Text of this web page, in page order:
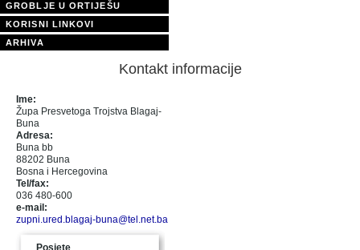
GROBLJE U ORTIJEŠU
KORISNI LINKOVI
ARHIVA
Kontakt informacije
Ime:
Župa Presvetoga Trojstva Blagaj-
Buna
Adresa:
Buna bb
88202 Buna
Bosna i Hercegovina
Tel/fax:
036 480-600
e-mail:
zupni.ured.blagaj-buna@tel.net.ba
Posjete